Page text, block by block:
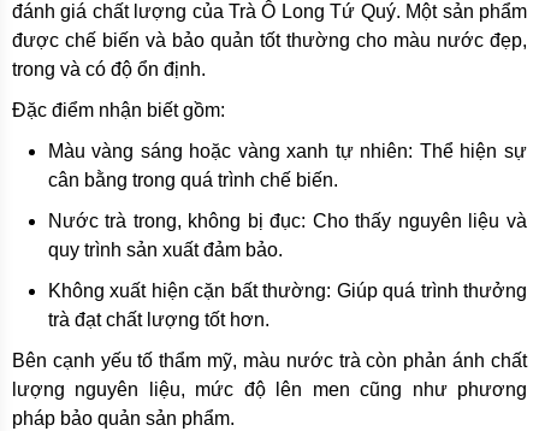
đánh giá chất lượng của Trà Ô Long Tứ Quý. Một sản phẩm
được chế biến và bảo quản tốt thường cho màu nước đẹp,
trong và có độ ổn định.
Đặc điểm nhận biết gồm:
Màu vàng sáng hoặc vàng xanh tự nhiên: Thể hiện sự
cân bằng trong quá trình chế biến.
Nước trà trong, không bị đục: Cho thấy nguyên liệu và
quy trình sản xuất đảm bảo.
Không xuất hiện cặn bất thường: Giúp quá trình thưởng
trà đạt chất lượng tốt hơn.
Bên cạnh yếu tố thẩm mỹ, màu nước trà còn phản ánh chất
lượng nguyên liệu, mức độ lên men cũng như phương
pháp bảo quản sản phẩm.